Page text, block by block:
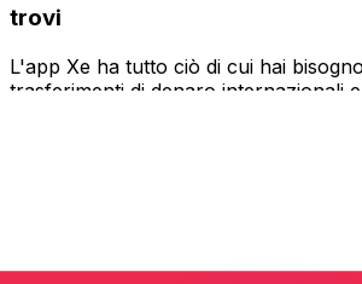
trovi
L'app Xe ha tutto ciò di cui hai
trasferimenti di denaro internazionali